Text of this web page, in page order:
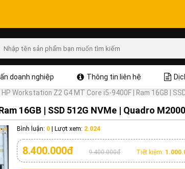
doanh nghiệp Thông tin liên hệ
HP Workstation Z2 G4 MT Core i5-9400F | Ram 16GB |
16GB | SSD 512G NVMe | Quadro
Bình luận: 0| Lượt xem: 2.024
8.400.000đ 9.400.000đ Tiết kiệm: